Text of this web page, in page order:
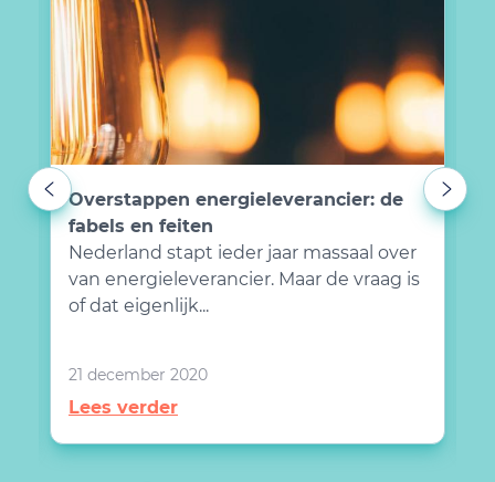
Overstappen energieleverancier: de
fabels en feiten
Nederland stapt ieder jaar massaal over
van energieleverancier. Maar de vraag is
of dat eigenlijk...
21 december 2020
Lees verder